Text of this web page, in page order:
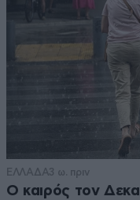
ΕΛΛΑΔΑ3 ω. πριν
Ο καιρός τον